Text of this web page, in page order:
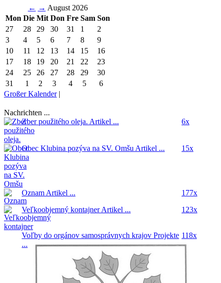
← → August 2026
Mon Die Mit Don Fre Sam Son
27
28 29 30 31 1
2
3
4 5 6 7 8
9
10
11 12 13 14 15
16
17
18 19 20 21 22
23
24
25 26 27 28 29
30
31
1 2 3 4 5
6
Großer Kalender|
Nachrichten ...
Zber použitého oleja. Artikel ... 6x
Obec Klubina pozýva na SV. Omšu Artikel ... 15x
Oznam Artikel ...
177x
Veľkoobjemný kontajnerArtikel ... 123x
Voľby do orgánov samosprávnych krajov Projekte
...
118x